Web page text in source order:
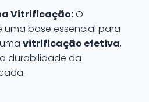
Vitrificação:O
uma base essencial para
vitrificação efetiva,
durabilidade da